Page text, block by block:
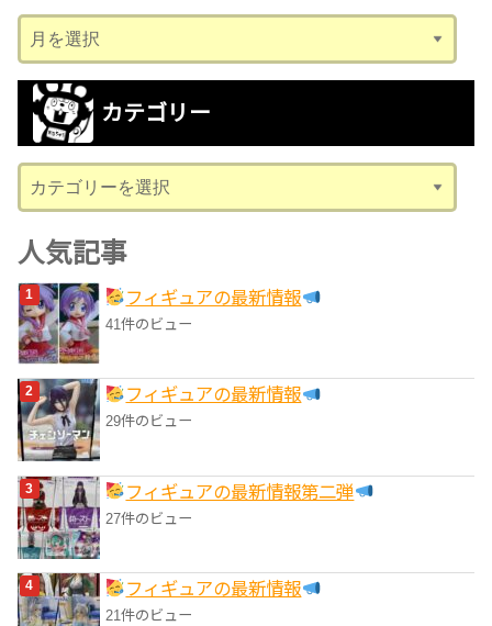
ー
カ
ブ
カテゴリー
テ
ゴ
リ
ー
人気記事
フィギュアの最新情報
41件のビュー
フィギュアの最新情報
29件のビュー
フィギュアの最新情報第二弾
27件のビュー
フィギュアの最新情報
21件のビュー